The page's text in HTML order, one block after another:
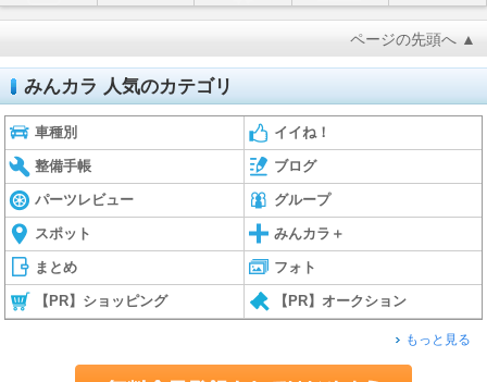
ページの先頭へ ▲
みんカラ 人気のカテゴリ
車種別 イイね！
整備手帳 ブログ
パーツレビュー グループ
スポット みんカラ＋
まとめ フォト
【PR】ショッピング 【PR】オークション
もっと見る